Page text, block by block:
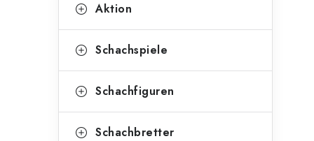
e
t
e
überspringen
a
e
o
Aktion
Schachspiele
Schachfiguren
Schachbretter